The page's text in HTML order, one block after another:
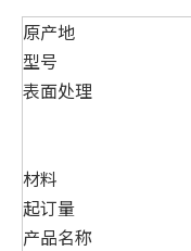
原产地
型号
表面处理
材料
起订量
产品名称